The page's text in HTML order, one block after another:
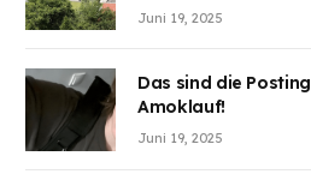
Juni 19, 2025
Das sind die
Amoklauf!
Juni 19, 2025